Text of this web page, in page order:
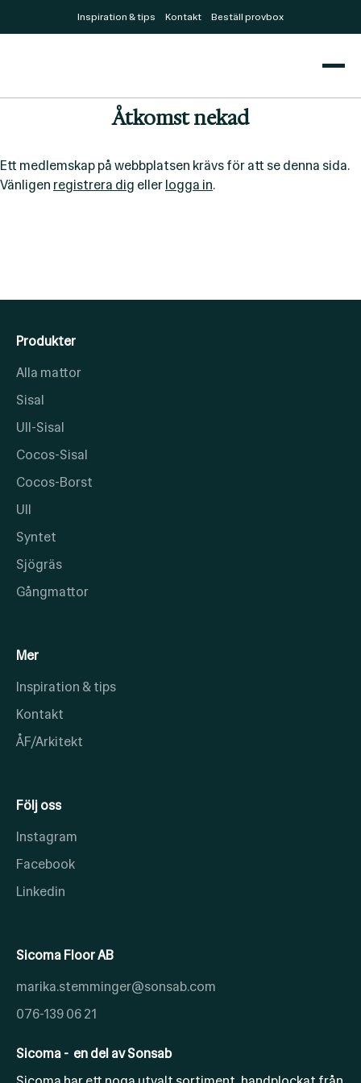
Inspiration & tips Kontakt Beställ provbox
Åtkomst nekad
Ett medlemskap på webbplatsen krävs för att se denna sida.
Vänligen registrera dig ellerlogga in.
Produkter
Alla mattor
Sisal
Ull-Sisal
Cocos-Sisal
Cocos-Borst
Ull
Syntet
Sjögräs
Gångmattor
Mer
Inspiration & tips
Kontakt
ÅF/Arkitekt
Följ oss
Instagram
Facebook
Linkedin
Sicoma Floor AB
marika.stemminger@sonsab.com
076-139 06 21
Sicoma - en del av Sonsab